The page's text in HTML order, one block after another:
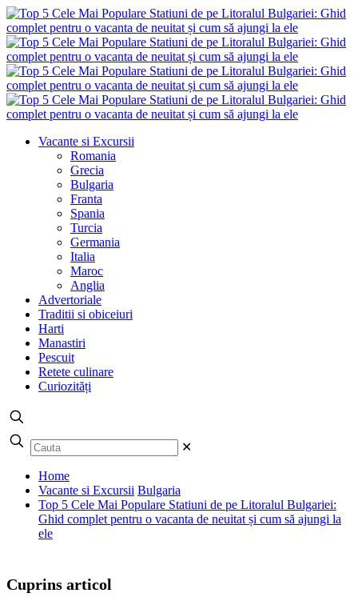
Vacante si Excursii
Romania
Grecia
Bulgaria
Franta
Spania
Turcia
Germania
Italia
Maroc
Anglia
Advertoriale
Traditii si obiceiuri
Harti
Manastiri
Pescuit
Retete culinare
Curiozități
✕
Home
Vacante si Excursii Bulgaria
Top 5 Cele Mai Populare Statiuni de pe Litoralul Bulgariei:
Ghid complet pentru o vacanta de neuitat și cum să ajungi la
ele
Cuprins articol